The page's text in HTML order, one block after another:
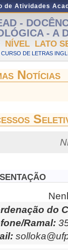
de Atividades
-
- A
NÍVEL LATO
DE LETRAS
Notícias
do
Ramal: